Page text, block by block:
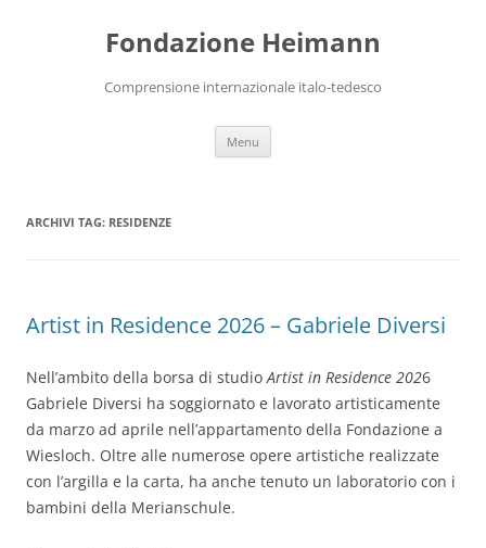
Fondazione Heimann
Comprensione internazionale italo-tedesco
Menu
ARCHIVI TAG: RESIDENZE
Artist in Residence 2026 – Gabriele Diversi
Nell’ambito della borsa di studioArtist in Residence 2026
Gabriele Diversi ha soggiornato e lavorato artisticamente
da marzo ad aprile nell’appartamento della Fondazione a
Wiesloch. Oltre alle numerose opere artistiche realizzate
con l’argilla e la carta, ha anche tenuto un laboratorio con i
bambini della Merianschule.